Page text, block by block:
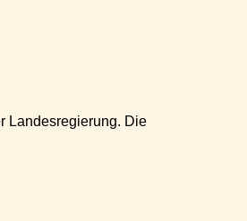
Landesregierung. Die